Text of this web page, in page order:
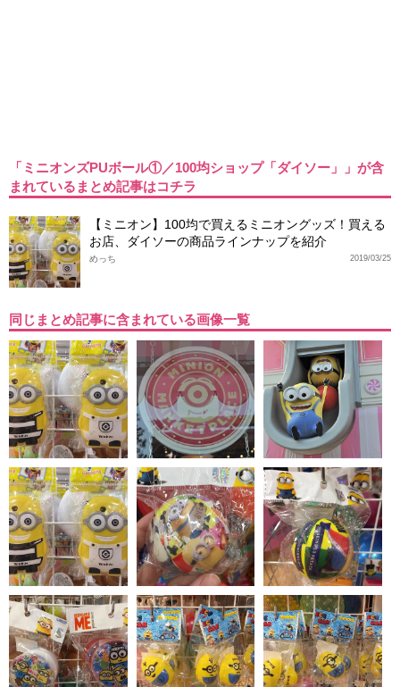
「ミニオンズPUボール①／100均ショップ「ダイソー」」が含
まれているまとめ記事はコチラ
【ミニオン】100均で買えるミニオングッズ！買える
お店、ダイソーの商品ラインナップを紹介
2019/03/25
めっち
同じまとめ記事に含まれている画像一覧